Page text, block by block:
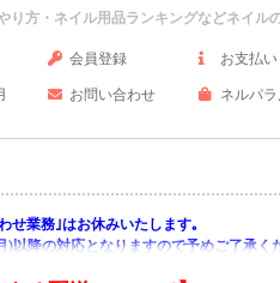
方・ネイル用品ランキングなどネイル
会員登録 お支払
お問い合わせ ネルパ
せ業務｣はお休みいたします｡
)以降の対応となりますので予めご了承く